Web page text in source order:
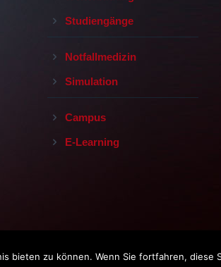
Studiengänge
Notfallmedizin
Simulation
Campus
E-Learning
bieten zu können. Wenn Sie fortfahren,